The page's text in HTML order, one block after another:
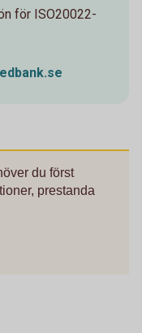
för ISO20022-
du först
prestanda